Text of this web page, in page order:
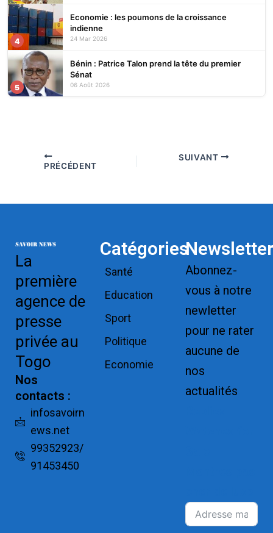
4
Economie : les poumons de la croissance
indienne
24 Mar 2026
5
Bénin : Patrice Talon prend la tête du premier
Sénat
06 Août 2026
PRÉCÉDENT
SUIVANT
La
première
agence de
presse
privée au
Togo
Nos
contacts :
infosavoirn
ews.net
99352923/
91453450
Catégories
Santé
Education
Sport
Politique
Economie
Newsletter
Abonnez-
vous à notre
newletter
pour ne rater
aucune de
nos
actualités